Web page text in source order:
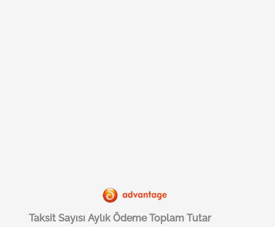
Taksit Sayısı Aylık Ödeme Toplam Tutar